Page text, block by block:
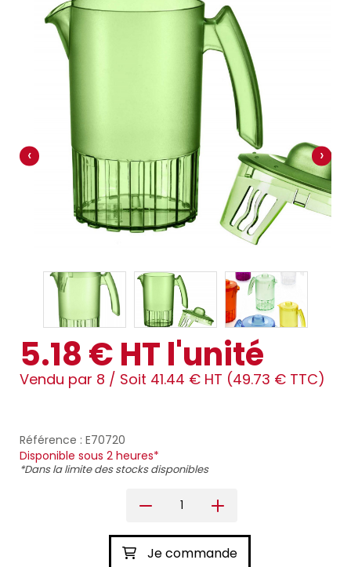
‹ ›
5.18 € HT l'unité
Vendu par 8 / Soit 41.44 € HT (49.73 € TTC)
Référence : E70720
Disponible sous 2 heures*
*Dans la limite des stocks disponibles
Je commande